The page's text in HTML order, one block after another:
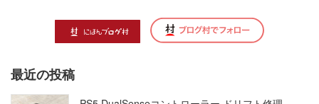
最近の投稿